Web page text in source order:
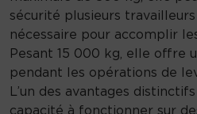
sécurité plusieurs
nécessaire pour accomplir
Pesant 15 000 kg, elle offre
pendant les opérations de
L’un des avantages
capacité à fonctionner sur